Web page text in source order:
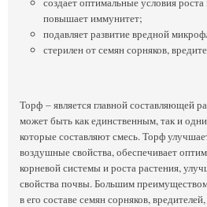
повышает иммунитет;
подавляет развитие вредной
стерилен от семян сорняков,
Торф – является главной составляющей
может быть как единственным, так и
которые составляют смесь. Торф
воздушные свойства, обеспечивает
корневой системы и роста растения,
свойства почвы. Большим
в его составе семян сорняков,